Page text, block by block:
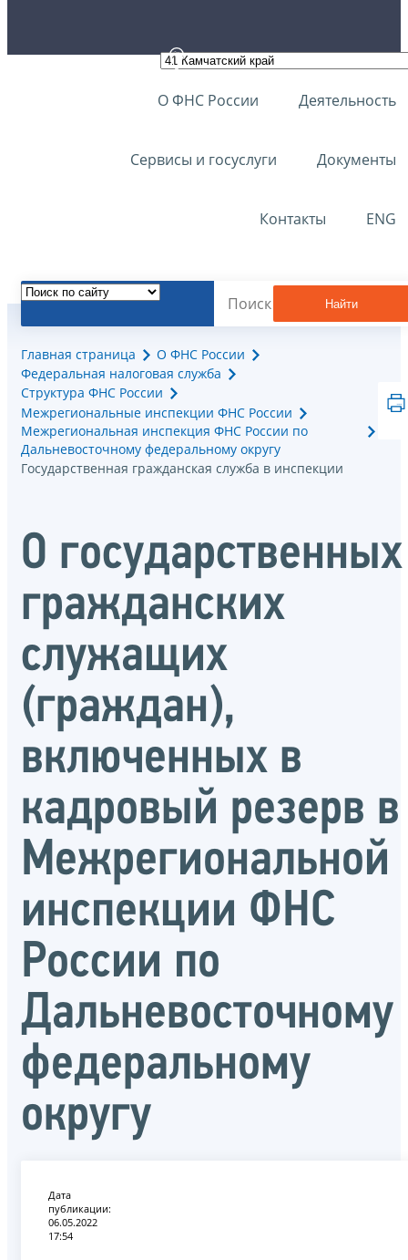
О ФНС России Деятельность
Сервисы и госуслуги Документы
Контакты ENG
Найти
Главная страница
О ФНС России
Федеральная налоговая служба
Структура ФНС России
Межрегиональные инспекции ФНС России
Межрегиональная инспекция ФНС России по
Дальневосточному федеральному округу
Государственная гражданская служба в инспекции
О государственных
гражданских
служащих
(граждан),
включенных в
кадровый резерв в
Межрегиональной
инспекции ФНС
России по
Дальневосточному
федеральному
округу
Дата
публикации:
06.05.2022
17:54